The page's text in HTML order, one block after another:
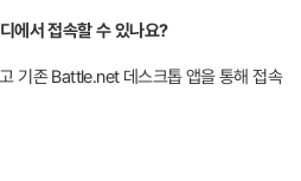
에서 접속할 수 있나요?
기존 Battle.net 데스크톱 앱을 통해 접속